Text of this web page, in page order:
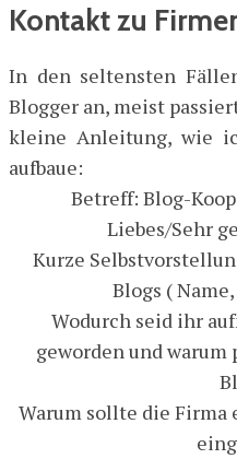
Kontakt zu
In den seltensten
Blogger an, meist
kleine Anleitung, wie
aufbaue:
Betreff: Blog-
Liebes/Sehr
Kurze
Blogs (
Wodurch seid ihr
geworden und warum
Warum sollte die